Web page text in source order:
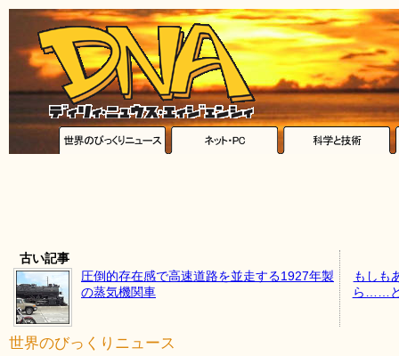
古い記事
圧倒的存在感で高速道路を並走する1927年製
の蒸気機関車
もしも
ら……と
世界のびっくりニュース